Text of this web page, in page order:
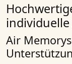
Air